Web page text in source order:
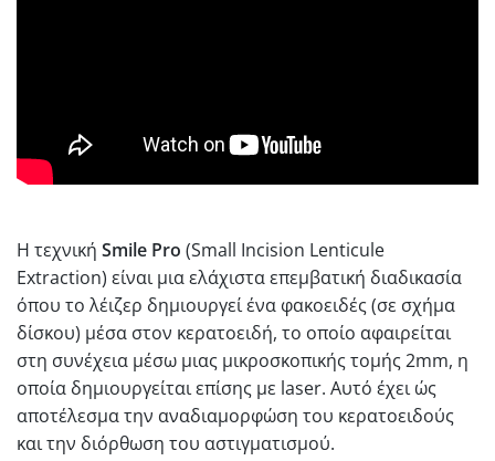
Η τεχνική Smile Pro (Small Incision Lenticule
Extraction) είναι μια ελάχιστα επεμβατική διαδικασία
όπου το λέιζερ δημιουργεί ένα φακοειδές (σε σχήμα
δίσκου) μέσα στον κερατοειδή, το οποίο αφαιρείται
στη συνέχεια μέσω μιας μικροσκοπικής τομής 2mm, η
οποία δημιουργείται επίσης με laser. Αυτό έχει ώς
αποτέλεσμα την αναδιαμορφώση του κερατοειδούς
και την διόρθωση του αστιγματισμού.